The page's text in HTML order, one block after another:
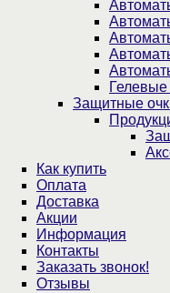
Защитные
Как купить
Оплата
Доставка
Акции
Информация
Контакты
Заказать звонок!
Отзывы